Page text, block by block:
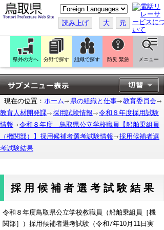
こ
の
ペ
ー
ジ
翻
訳
す
る
読み上げ 大 元
県外の方へ 分野で探す 組織で探す 防災 緊急 メニュー
現在の位置： ホーム 県の組織と仕事
教育委員会
教育人材開発課
採用試験情報
令和８年度採用試験
情報
令和８年度 鳥取県公立学校職員【船舶乗組員
（機関部）】採用候補者選考試験情報
採用候補者選
考試験結果
採用候補者選考試験結果
令和８年度鳥取県公立学校教職員（船舶乗組員［機
関部］）採用候補者選考試験（令和7年10月11日実